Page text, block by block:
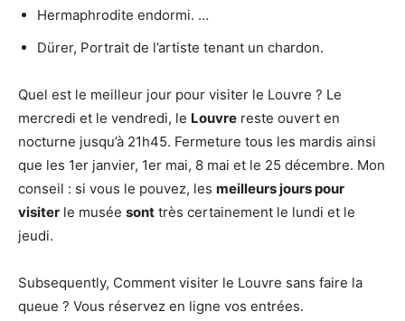
Hermaphrodite endormi. …
Dürer, Portrait de l’artiste tenant un chardon.
Quel est le meilleur jour pour visiter le Louvre ? Le
mercredi et le vendredi, le Louvre reste ouvert en
nocturne jusqu’à 21h45. Fermeture tous les mardis ainsi
que les 1er janvier, 1er mai, 8 mai et le 25 décembre. Mon
conseil : si vous le pouvez, les meilleurs jours pour
visiter le musée sont très certainement le lundi et le
jeudi.
Subsequently, Comment visiter le Louvre sans faire la
queue ? Vous réservez en ligne vos entrées.